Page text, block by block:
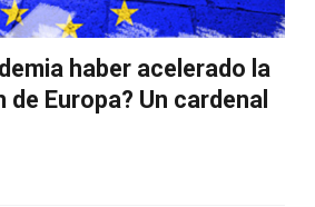
haber acelerado la
Europa? Un cardenal